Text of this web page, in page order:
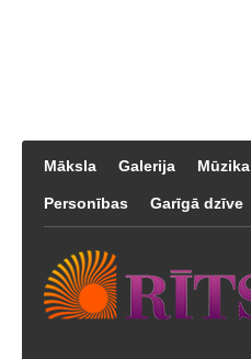
Māksla Galerija Mūzika
Personības Garīgā dzīve